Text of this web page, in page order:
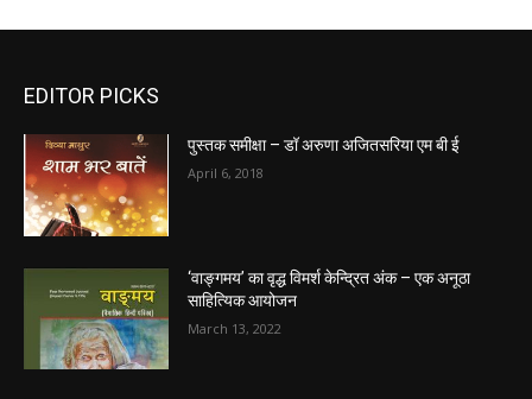
EDITOR PICKS
पुस्तक समीक्षा – डॉ अरुणा अजितसरिया एम बी ई
April 6, 2018
‘वाङ्गमय’ का वृद्ध विमर्श केन्द्रित अंक – एक अनूठा
साहित्यिक आयोजन
March 13, 2022